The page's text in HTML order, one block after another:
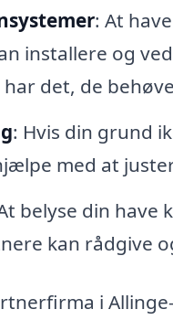
: At
installere og
det, de
: Hvis din grund
med at
belyse din
kan rådgive
i